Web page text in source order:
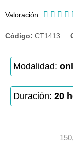
Valoración:    
Código: CT1413
Modalidad:
Duración: 20